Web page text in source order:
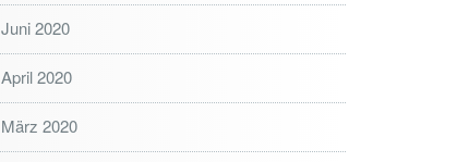
Juni 2020
April 2020
März 2020